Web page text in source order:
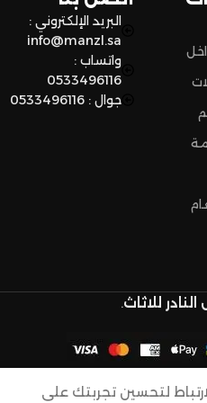
البريد الإلكتروني :
info@manzl.sa
واتساب :
0533496116
جوال : 0533496116
النادر للاثاث.
لتحسين تجربتك على